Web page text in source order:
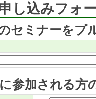
し込みフォ
セミナーをプ
参加される方